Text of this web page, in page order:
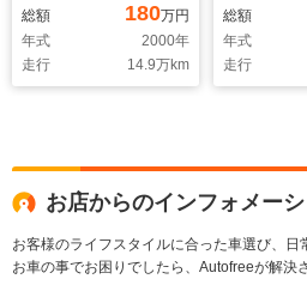
総額
180万円
年式
2000年
走行
14.9万km
総額
年式
走行
お店からのインフォメー
お客様のライフスタイルに合った車選び、日
お車の事でお困りでしたら、Autofreeが解決